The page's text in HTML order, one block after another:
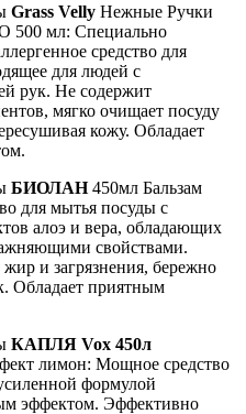
Grass Velly Нежные Ручки
мл: Специально
средство для
для людей с
рук. Не содержит
мягко очищает посуду
кожу. Обладает
БИОЛАН450мл Бальзам
для мытья посуды с
алоэ и вера, обладающих
свойствами.
и загрязнения, бережно
Обладает приятным
КАПЛЯ Vox 450л
лимон: Мощное средство
формулой
эффектом. Эффективно